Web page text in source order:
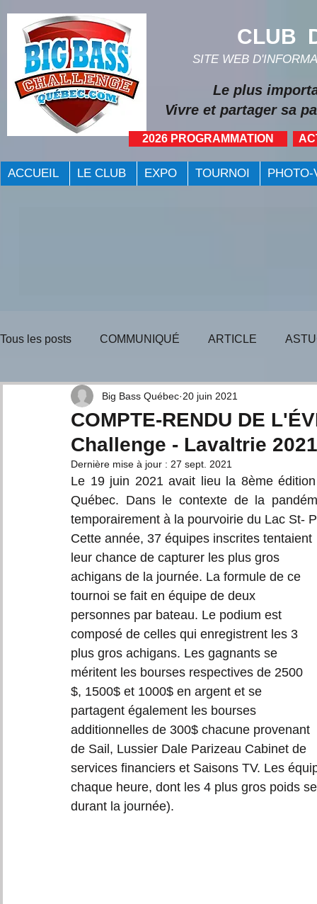
CLUB
SITE WEB
Vivre et partager sa
2026 PROGRAMMATION
Le plus
ACCUEIL LE CLUB EXPO TOURNOI PHOTO-
Tous les posts COMMUNIQUÉ ARTICLE
BULLETIN-INFO TIRAGE-GAGNANT
CONSEILS D'EXPERTS
COMPTE-RENDU DE
Challenge - Lavaltrie
Big Bass Québec 20 juin 2021
Dernière mise à jour : 27 sept. 2021
Le 19 juin 2021 avait lieu la 8ème
Québec. Dans le contexte de la
temporairement à la pourvoirie du Lac St-
Cette année, 37 équipes inscrites tentaient
leur chance de capturer les plus gros
achigans de la journée. La formule de ce
tournoi se fait en équipe de deux
personnes par bateau. Le podium est
composé de celles qui enregistrent les 3
plus gros achigans. Les gagnants se
méritent les bourses respectives de 2500
$, 1500$ et 1000$ en argent et se
partagent également les bourses
additionnelles de 300$ chacune provenant
de Sail, Lussier Dale Parizeau Cabinet de
services financiers et Saisons TV. Les
chaque heure, dont les 4 plus gros poids
durant la journée).